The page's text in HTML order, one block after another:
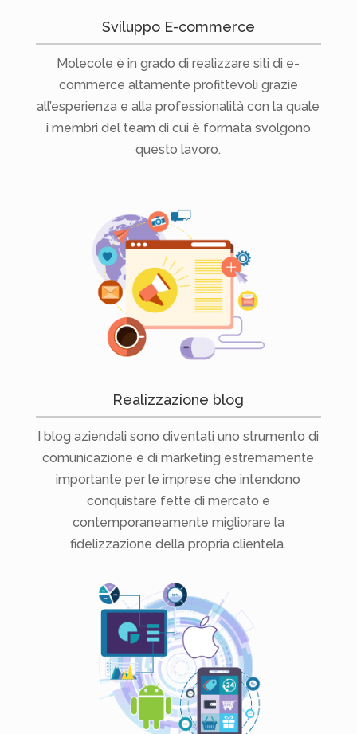
Sviluppo E-commerce
Molecole è in grado di realizzare siti di e-
commerce altamente profittevoli grazie
all’esperienza e alla professionalità con la quale
i membri del team di cui è formata svolgono
questo lavoro.
Realizzazione blog
I blog aziendali sono diventati uno strumento di
comunicazione e di marketing estremamente
importante per le imprese che intendono
conquistare fette di mercato e
contemporaneamente migliorare la
fidelizzazione della propria clientela.